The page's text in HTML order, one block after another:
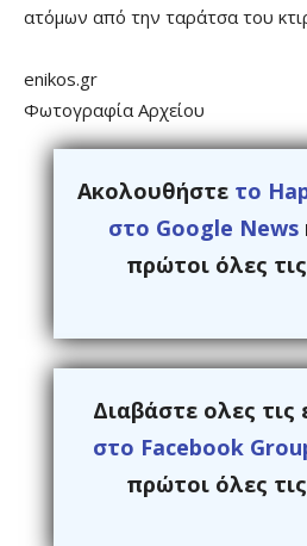
ατόμων από την ταράτσα του
enikos.gr
Φωτογραφία Αρχείου
Ακολουθήστε το
στο Google News
πρώτοι όλες
Διαβάστε ολες τις
στο Facebook
πρώτοι όλες